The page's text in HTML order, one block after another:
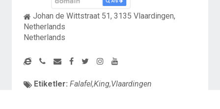
Johan de Wittstraat 51, 3135 Vlaardingen,
Netherlands
Netherlands
Etiketler: Falafel,King,Vlaardingen